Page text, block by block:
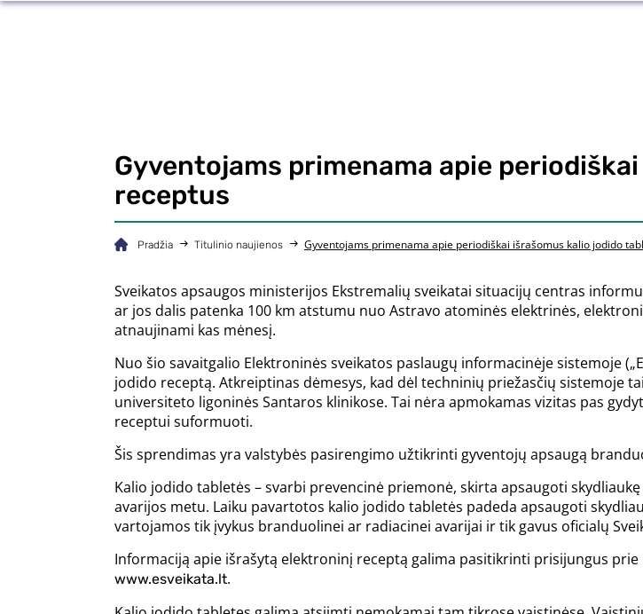
Gyventojams primenama apie
receptus
Pradžia Titulinio naujienos Gyventojams primenama apie periodiškai išrašomus kalio jodido
Sveikatos apsaugos ministerijos Ekstremalių sveikatai situacijų centras
ar jos dalis patenka 100 km atstumu nuo Astravo atominės elektrinės,
atnaujinami kas mėnesį.
Nuo šio savaitgalio Elektroninės sveikatos paslaugų informacinėje sistemoje
jodido receptą. Atkreiptinas dėmesys, kad dėl techninių priežasčių sistemoje
universiteto ligoninės Santaros klinikose. Tai nėra apmokamas vizitas pas
receptui suformuoti.
Šis sprendimas yra valstybės pasirengimo užtikrinti gyventojų apsaugą
Kalio jodido tabletės – svarbi prevencinė priemonė, skirta apsaugoti
avarijos metu. Laiku pavartotos kalio jodido tabletės padeda apsaugoti
vartojamos tik įvykus branduolinei ar radiacinei avarijai ir tik gavus oficialų
Informaciją apie išrašytą elektroninį receptą galima pasitikrinti prisijungus
www.esveikata.lt.